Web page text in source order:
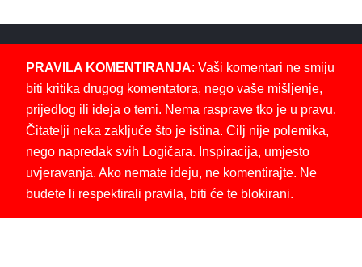
PRAVILA KOMENTIRANJA: Vaši komentari ne smiju
biti kritika drugog komentatora, nego vaše mišljenje,
prijedlog ili ideja o temi. Nema rasprave tko je u pravu.
Čitatelji neka zaključe što je istina. Cilj nije polemika,
nego napredak svih Logičara. Inspiracija, umjesto
uvjeravanja. Ako nemate ideju, ne komentirajte. Ne
budete li respektirali pravila, biti će te blokirani.